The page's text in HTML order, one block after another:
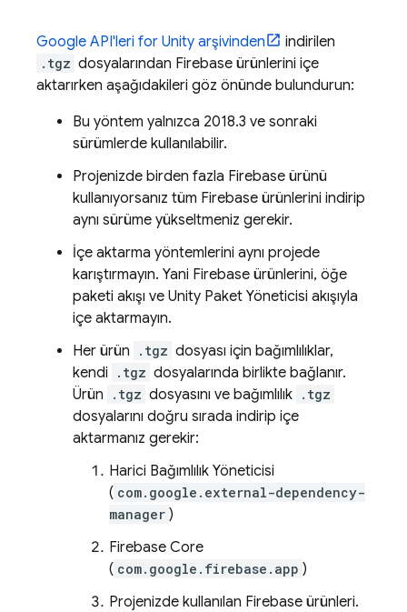
Google API'leri for Unity arşivinden indirilen
.tgz dosyalarından Firebase ürünlerini içe
aktarırken aşağıdakileri göz önünde bulundurun:
Bu yöntem yalnızca 2018.3 ve sonraki
sürümlerde kullanılabilir.
Projenizde birden fazla Firebase ürünü
kullanıyorsanız tüm Firebase ürünlerini indirip
aynı sürüme yükseltmeniz gerekir.
İçe aktarma yöntemlerini aynı projede
karıştırmayın. Yani Firebase ürünlerini, öğe
paketi akışı ve Unity Paket Yöneticisi akışıyla
içe aktarmayın.
Her ürün
.tgz dosyası için bağımlılıklar,
kendi
.tgz dosyalarında birlikte bağlanır.
Ürün
.tgz dosyasını ve bağımlılık .tgz
dosyalarını doğru sırada indirip içe
aktarmanız gerekir:
Harici Bağımlılık Yöneticisi
( com.google.external-dependency-
manager )
Firebase Core
( com.google.firebase.app )
Projenizde kullanılan Firebase ürünleri.